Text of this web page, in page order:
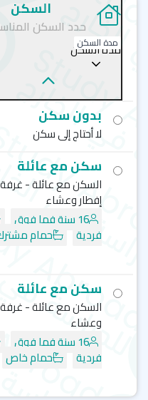
دورات اللغة الانجليزية
دورة اللغة الإنجليزية
دورة اللغة
دورة الإعداد لامتحان
دورة الإعداد لامتحان
دورة الإعداد لامتحان
معاهد دراسة اللغة في
ريفيرا إنجلش سكول - Riviera English School
كابلان - توركاي - Kaplan international languages
كينجز إديوكيشن- أكسفورد - kings education
السكن
حدد السكن
مدة السكن
مدة السكن
بدون سكن
لا أحتاج إلى سكن
سكن مع عائلة
السكن مع عائلة -
إفطار وعشاء
16 سنة فما فوق
فردية حمام
سكن مع عائلة
السكن مع عائلة -
وعشاء
16 سنة فما فوق
فردية حمام خاص